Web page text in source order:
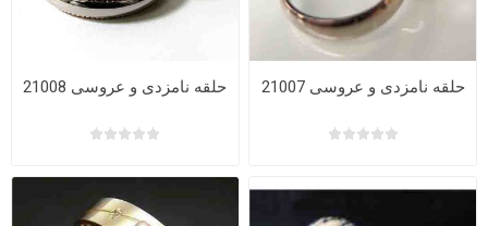
حلقه نامزدی و عروسی 21007 حلقه نامزدی و عروسی 21008